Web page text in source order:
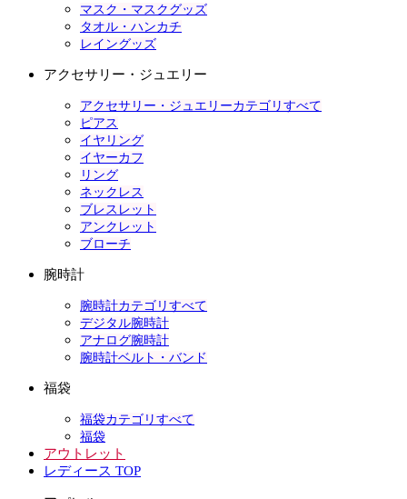
マスク・マスクグッズ
タオル・ハンカチ
レイングッズ
アクセサリー・ジュエリー
アクセサリー・ジュエリーカテゴリすべて
ピアス
イヤリング
イヤーカフ
リング
ネックレス
ブレスレット
アンクレット
ブローチ
腕時計
腕時計カテゴリすべて
デジタル腕時計
アナログ腕時計
腕時計ベルト・バンド
福袋
福袋カテゴリすべて
福袋
アウトレット
レディース TOP